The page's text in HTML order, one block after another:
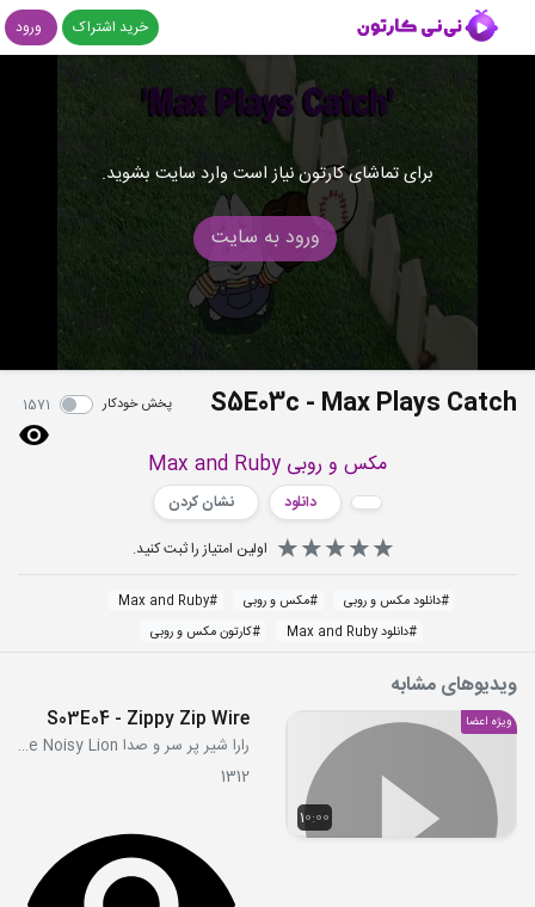
خرید اشتراک ورود
برای تماشای کارتون نیاز است وارد سایت بشوید.
ورود به سایت
S5E03c - Max Plays Catch پخش خودکار 1571
مکس و روبی Max and Ruby
دانلود
نشان کردن
اولین امتیاز را ثبت کنید.
#دانلود مکس و روبی #مکس و روبی #
Max and Ruby
#دانلود Max and Ruby #کارتون مکس و روبی
ویدیوهای مشابه
10:00
ویژه اعضا S03E04 - Zippy Zip Wire
رارا شیر پر سر و صدا Raa Raa the Noisy Lion
1312